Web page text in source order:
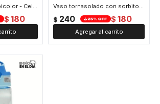
Vaso con sorbito bicolor - Celeste
$ 180
Vaso tornasolado con sorbito - Celeste
$ 240 $ 180